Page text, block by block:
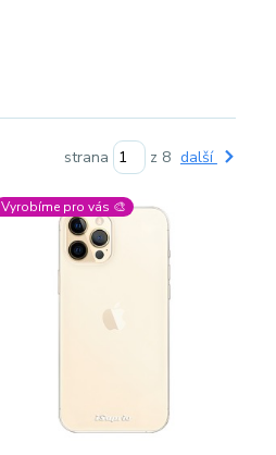
strana z 8 další
Vyrobíme pro vás 🎨